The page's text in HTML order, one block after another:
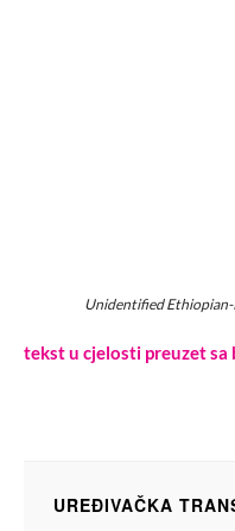
Unidentified Ethiopian-
tekst u cjelosti preuzet sa
UREĐIVAČKA